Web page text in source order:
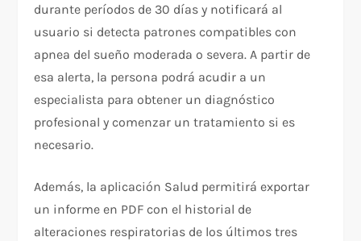
durante períodos de 30 días y notificará al
usuario si detecta patrones compatibles con
apnea del sueño moderada o severa. A partir de
esa alerta, la persona podrá acudir a un
especialista para obtener un diagnóstico
profesional y comenzar un tratamiento si es
necesario.
Además, la aplicación Salud permitirá exportar
un informe en PDF con el historial de
alteraciones respiratorias de los últimos tres